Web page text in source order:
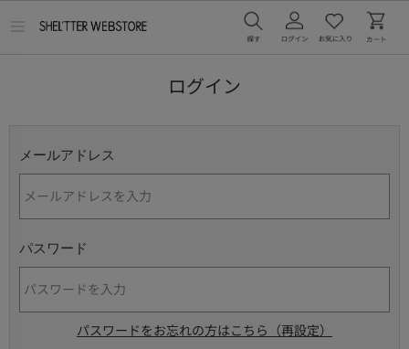
ログイン
メールアドレス
パスワード
パスワードをお忘れの方はこちら（再設定）